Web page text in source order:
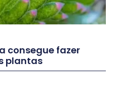
consegue fazer
plantas